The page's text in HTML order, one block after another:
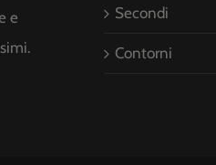
e
Secondi
Contorni